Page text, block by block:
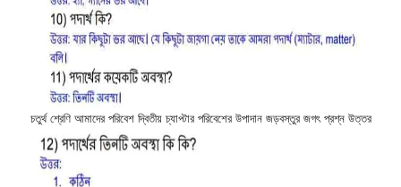
চতুর্থ শ্রেণি আমাদের পরিবেশ দ্বিতীয় চ্যাপ্টার পরিবেশের উপাদান জড়বস্তুর জগৎ প্রশ্ন উত্তর